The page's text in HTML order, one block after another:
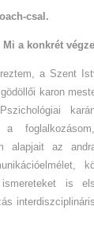
csal.
a konkrét
a Szent
karon
a
alapjait az
is